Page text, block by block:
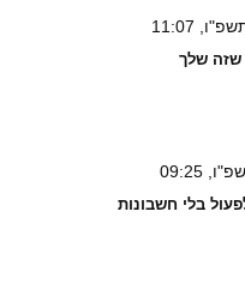
11:07
שזה שלך
09:25
בלי חשבונות